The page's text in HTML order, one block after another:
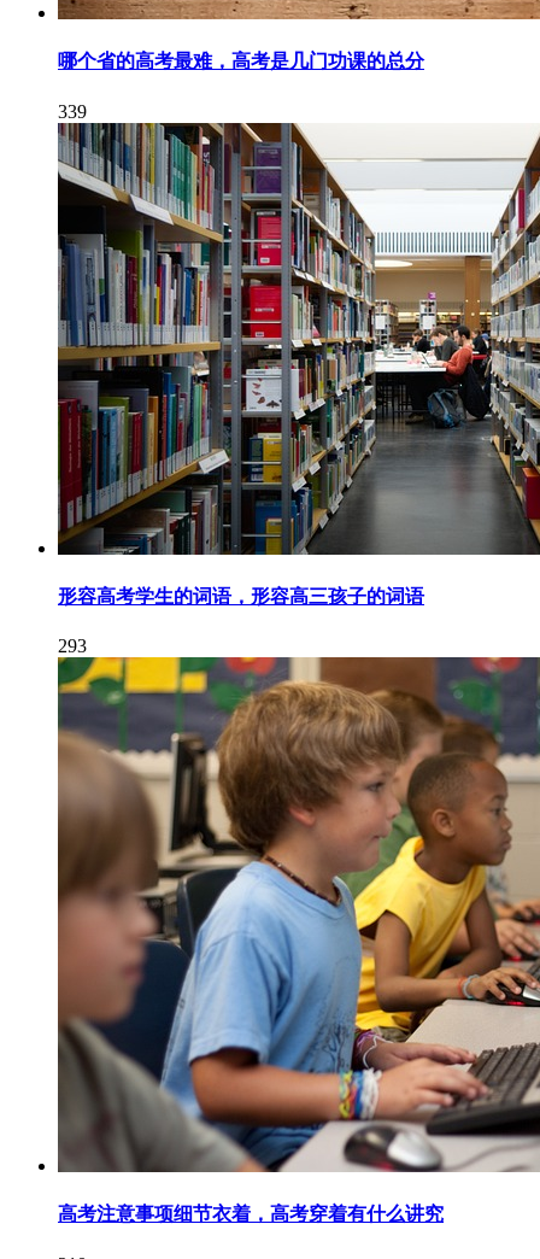
哪个省的高考最难，高考是几门功课的总分
339
形容高考学生的词语，形容高三孩子的词语
293
高考注意事项细节衣着，高考穿着有什么讲究